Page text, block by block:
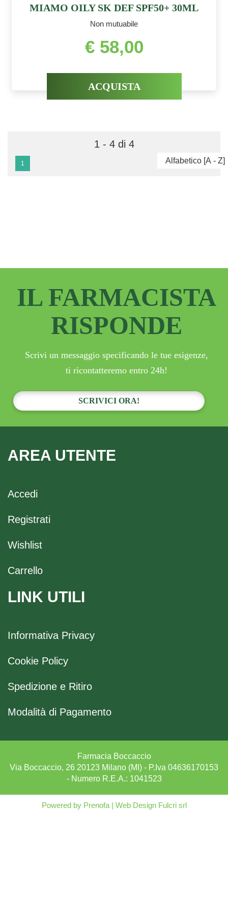
MIAMO OILY SK DEF SPF50+ 30ML
Non mutuabile
€ 58,00
ACQUISTA
1 - 4 di 4
1
IL FARMACISTA
RISPONDE
Scrivi un messaggio specificando le tue esigenze,
ti ricontatteremo entro 24h!
SCRIVICI ORA!
AREA UTENTE
Accedi
Registrati
Wishlist
Carrello
LINK UTILI
Informativa Privacy
Cookie Policy
Spedizione e Ritiro
Modalità di Pagamento
Farmacia Boccaccio
Via Boccaccio, 26 20123 Milano (MI) - P.Iva 04636170153
- Numero R.E.A.: 1041523
Powered byPrenofa| Web Design Fulcri srl